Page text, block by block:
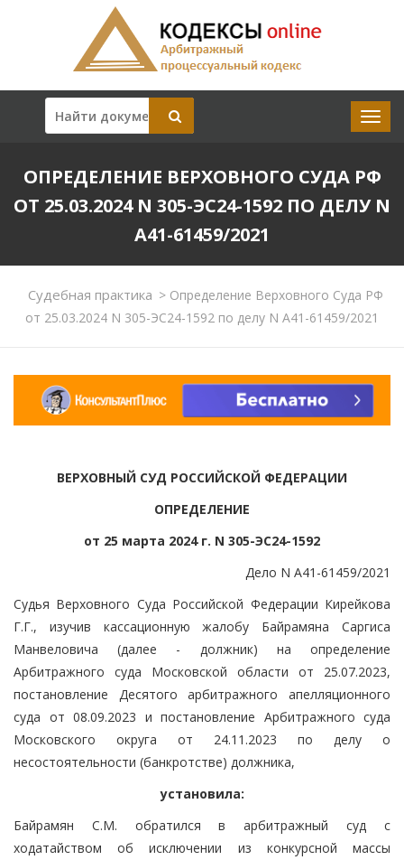
ОПРЕДЕЛЕНИЕ ВЕРХОВНОГО СУДА РФ
ОТ 25.03.2024 N 305-ЭС24-1592 ПО ДЕЛУ N
А41-61459/2021
Судебная практика >Определение Верховного Суда РФ
от 25.03.2024 N 305-ЭС24-1592 по делу N А41-61459/2021
ВЕРХОВНЫЙ СУД РОССИЙСКОЙ ФЕДЕРАЦИИ
ОПРЕДЕЛЕНИЕ
от 25 марта 2024 г. N 305-ЭС24-1592
Дело N А41-61459/2021
Судья Верховного Суда Российской Федерации Кирейкова
Г.Г., изучив кассационную жалобу Байрамяна Саргиса
Манвеловича (далее - должник) на определение
Арбитражного суда Московской области от 25.07.2023,
постановление Десятого арбитражного апелляционного
суда от 08.09.2023 и постановление Арбитражного суда
Московского округа от 24.11.2023 по делу о
несостоятельности (банкротстве) должника,
установила:
Байрамян С.М. обратился в арбитражный суд с
ходатайством об исключении из конкурсной массы